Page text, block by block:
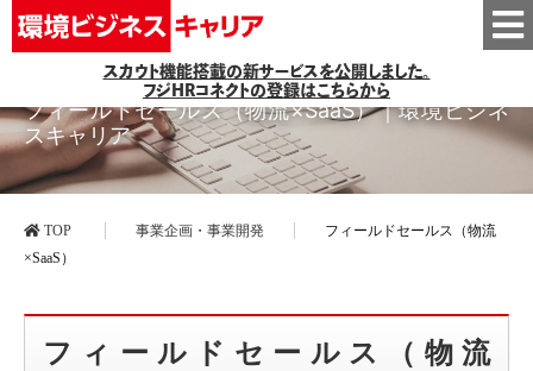
スカウト機能搭載の新サービスを公開しました。
フジHRコネクトの登録はこちらから
フィールドセールス（物流×SaaS）｜環境ビジネ
スキャリア
TOP 事業企画・事業開発
フィールドセールス（物流
×SaaS）
フィールドセールス（物流